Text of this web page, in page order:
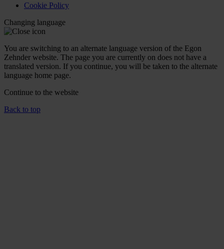
Cookie Policy
Changing language
You are switching to an alternate language version of the Egon
Zehnder website. The page you are currently on does not have a
translated version. If you continue, you will be taken to the alternate
language home page.
Continue to the website
Back to top